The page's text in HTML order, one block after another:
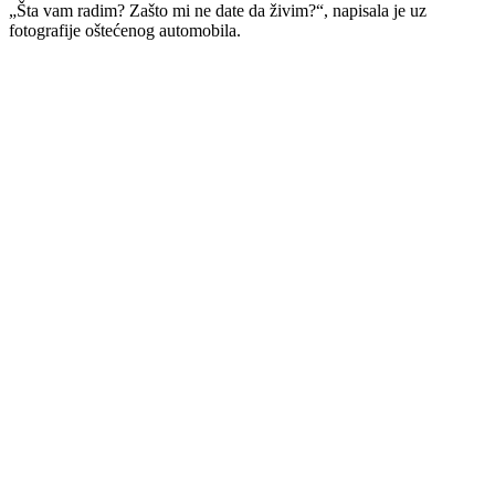
„Šta vam radim? Zašto mi ne date da živim?“, napisala je uz
fotografije oštećenog automobila.